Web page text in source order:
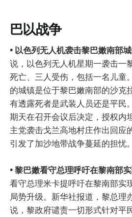
巴以战争
• 以色列无人机袭击黎巴嫩南部
说，以色列无人机星期一袭击一
死亡、三人受伤，包括一名儿童
的城镇是位于黎巴嫩南部的沙克
有透露死者是武装人员还是平民
期天在召开会议后决定，授权内
主党袭击戈兰高地村庄作出回应
引发了加沙地带战争蔓延的担忧。
• 黎巴嫩看守总理呼吁在黎南部
看守总理米卡提呼吁在黎南部实
局势升级。新华社报道，黎总理
说，黎政府谴责一切形式针对平